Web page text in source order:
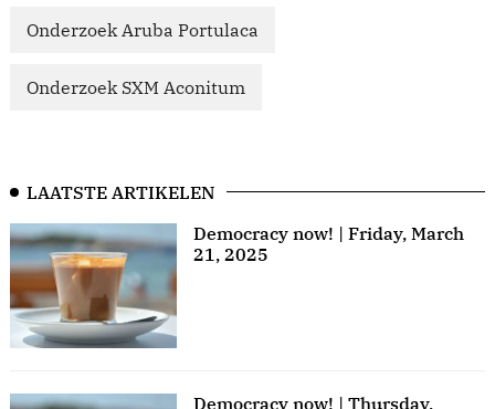
Onderzoek Aruba Portulaca
Onderzoek SXM Aconitum
LAATSTE ARTIKELEN
Democracy now! | Friday, March
21, 2025
Democracy now! | Thursday,